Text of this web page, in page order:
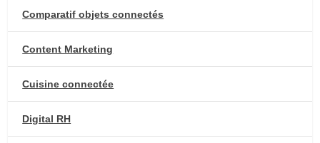
Comparatif objets connectés
Content Marketing
Cuisine connectée
Digital RH